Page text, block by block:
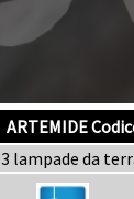
ARTEMIDE
3 lampade da